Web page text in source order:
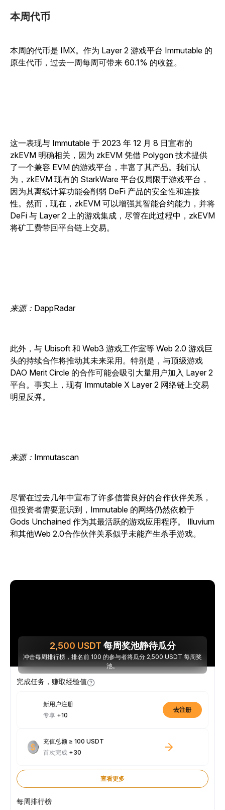
本周代币
本周的代币是 IMX。作为 Layer 2 游戏平台 Immutable 的
原生代币，过去一周每周可带来 60.1% 的收益。
这一表现与 Immutable 于 2023 年 12 月 8 日宣布的
zkEVM 明确相关，因为 zkEVM 凭借 Polygon 技术提供
了一个兼容 EVM 的游戏平台，丰富了其产品。我们认
为，zkEVM 现有的 StarkWare 平台仅局限于游戏平台，
因为其离线计算功能会削弱 DeFi 产品的安全性和连接
性。然而，现在，zkEVM 可以增强其智能合约能力，并将
DeFi 与 Layer 2 上的游戏集成，尽管在此过程中，zkEVM
将矿工费带回平台链上交易。
来源：DappRadar
此外，与 Ubisoft 和 Web3 游戏工作室等 Web 2.0 游戏巨
头的持续合作将推动其未来采用。特别是，与顶级游戏
DAO Merit Circle 的合作可能会吸引大量用户加入 Layer 2
平台。事实上，现有 Immutable X Layer 2 网络链上交易
明显反弹。
来源：Immutascan
尽管在过去几年中宣布了许多信誉良好的合作伙伴关系，
但投资者需要意识到，Immutable 的网络仍然依赖于
Gods Unchained 作为其最活跃的游戏应用程序。 Illuvium
和其他Web 2.0合作伙伴关系似乎未能产生杀手游戏。
2,500 USDT 每周奖池静待瓜分
冲击每周排行榜，排名前 100 的参与者将瓜分 2,500 USDT 每周奖
池。
完成任务，赚取经验值
新用户注册
专享 +10
去注册
充值总额 ≥ 100 USDT
首次完成 +30
查看更多
每周排行榜